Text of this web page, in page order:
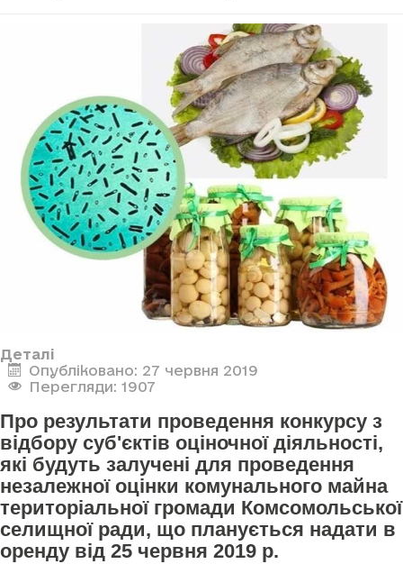
Деталі
Опубліковано: 27 червня 2019
Перегляди: 1907
Про результати проведення конкурсу з
відбору суб'єктів оціночної діяльності,
які будуть залучені для проведення
незалежної оцінки комунального майна
територіальної громади Комсомольської
селищної ради, що планується надати в
оренду від 25 червня 2019 р.